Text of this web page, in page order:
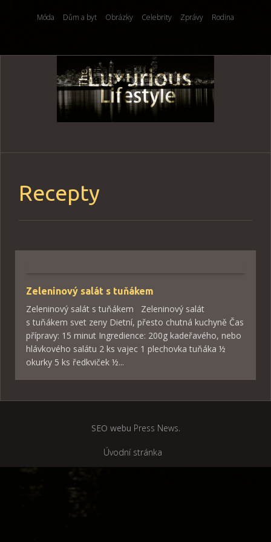
Móda Dům a byt Obrázky Celebrity Zprávy Rodina
Skip
Recepty
Zeleninový salát s tuňákem
Zeleninový salát s tuňákem Zeleninový salát
s tuňákem svet zeny Dietní, přesto chutná kuchyně Čas
přípravy: 15 minut Ingredience: 200g kadeřavého, nebo
hlávkového salátu 2 ks vajec 1 plechovka tuňáka ½
okurky 5 ks ředkviček ½...
SEO webu Press News.
Úvodní stránka